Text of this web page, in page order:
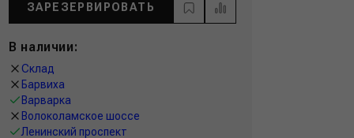
ЗАРЕЗЕРВИРОВАТЬ
В наличии:
Склад
Барвиха
Варварка
Волоколамское шоссе
Ленинский проспект